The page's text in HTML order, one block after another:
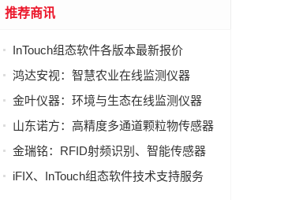
推荐商讯
InTouch组态软件各版本最新报价
鸿达安视：智慧农业在线监测仪器
金叶仪器：环境与生态在线监测仪器
山东诺方：高精度多通道颗粒物传感器
金瑞铭：RFID射频识别、智能传感器
iFIX、InTouch组态软件技术支持服务